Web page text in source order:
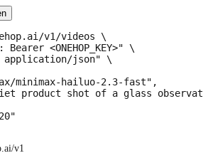
v1/videos \
Bearer <ONEHOP_KEY>" \
json" \
minimax-hailuo-2.3-fast",
product shot of a glass
v1